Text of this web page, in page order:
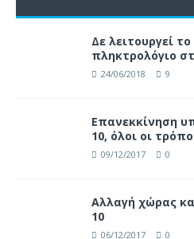
Δε λειτουργεί
πληκτρολόγιο
24/06/2018 9
Επανεκκίνηση
10, όλοι οι
09/12/2017 0
Αλλαγή χώρας
10
06/12/2017 0